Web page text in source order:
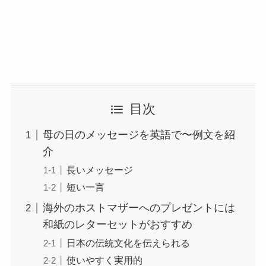
目次
母の日のメッセージを英語で〜例文を紹
介
長いメッセージ
短い一言
海外のホストマザーへのプレゼントには
和紙のレターセットがおすすめ
日本の伝統文化を伝えられる
使いやすく実用的